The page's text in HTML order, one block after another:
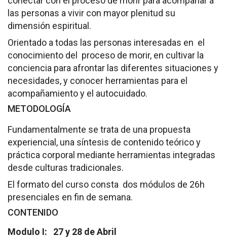
Nuestra propuesta de formación
Realizadas
Acompañamiento
Noticias
Vídeos
Contacto
Cómo Colaborar
las personas a vivir con mayor plenitud su
dimensión espiritual.
Orientado a todas las personas interesadas en el
conocimiento del proceso de morir, en cultivar la
conciencia para afrontar las diferentes situaciones y
necesidades, y conocer herramientas para el
acompañamiento y el autocuidado.
METODOLOGÍA
Fundamentalmente se trata de una propuesta
experiencial, una síntesis de contenido teórico y
práctica corporal mediante herramientas integradas
desde culturas tradicionales.
El formato del curso consta dos módulos de 26h
presenciales en fin de semana.
CONTENIDO
Modulo I: 27 y 28 de Abril